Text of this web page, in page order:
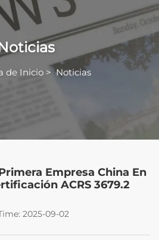
de Inicio>Noticias
Empresa China En
ACRS 3679.2
2025-09-02